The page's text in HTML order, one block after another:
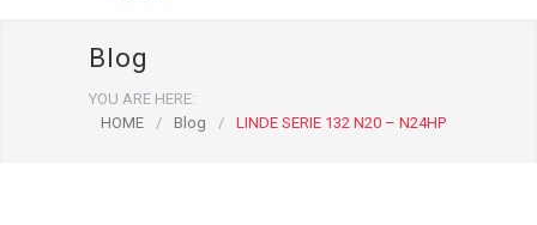
Blog
YOU ARE HERE:
HOME
/ Blog / LINDE SERIE 132 N20 – N24HP